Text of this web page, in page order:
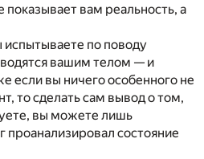
показывает вам реальность, а
по поводу
вашим телом — и
если вы ничего особенного не
то сделать сам вывод о том,
вы можете лишь
проанализировал состояние